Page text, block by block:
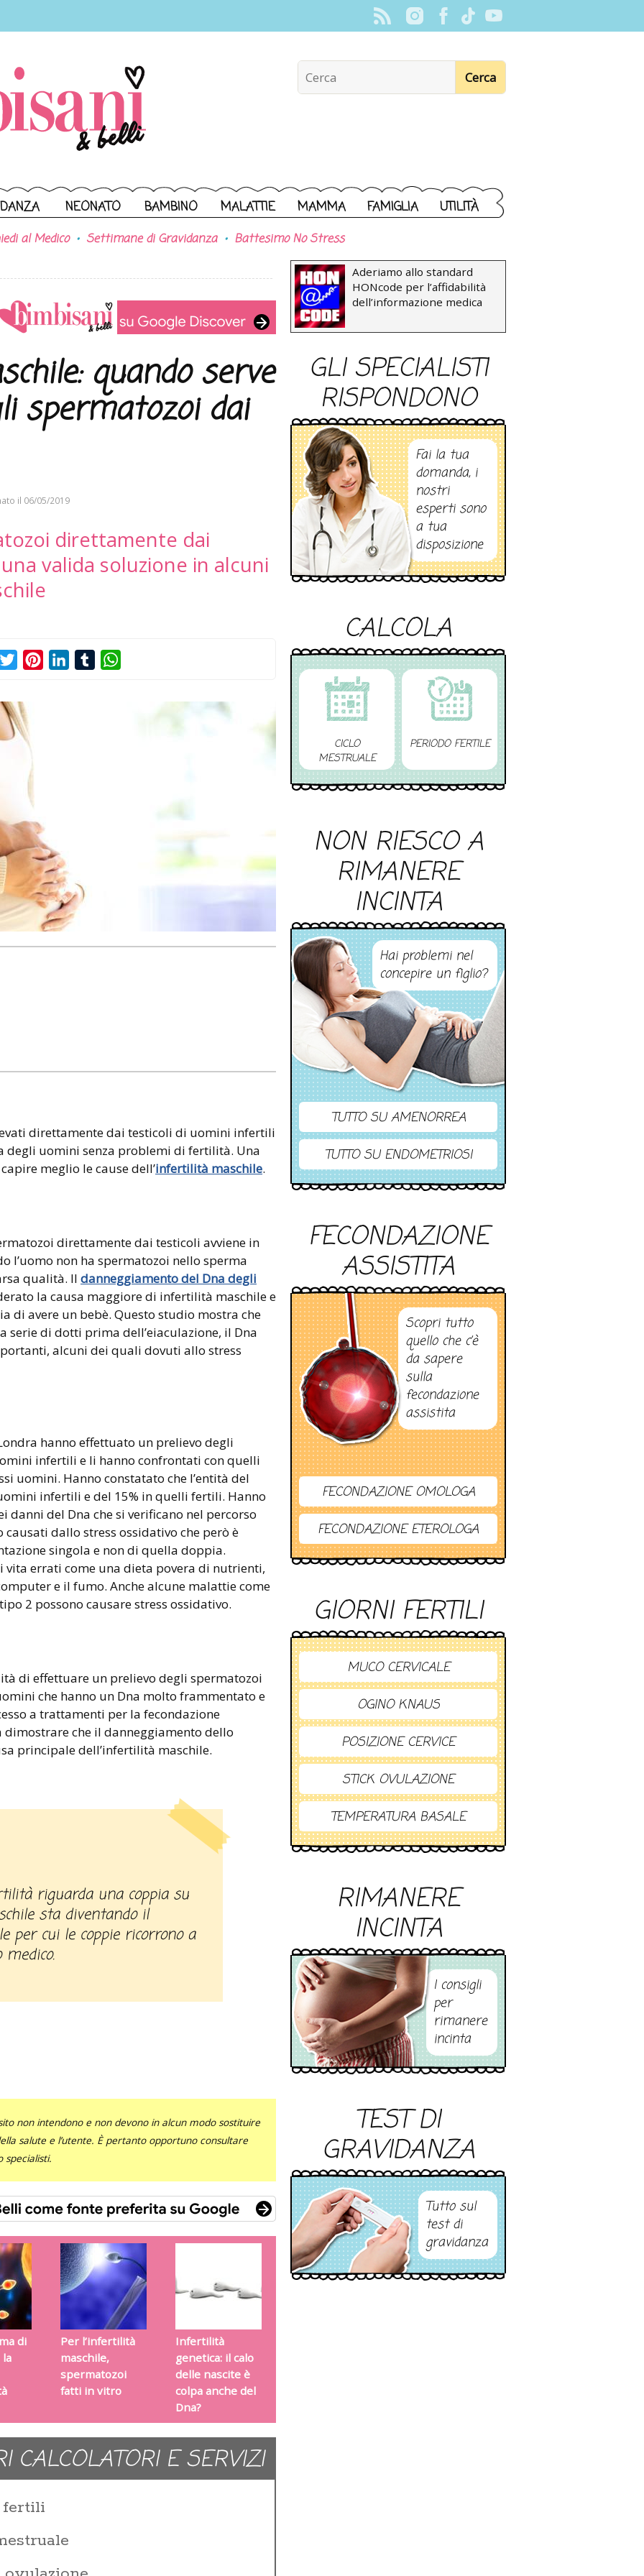
NEONATO BAMBINO MALATTIE MAMMA FAMIGLIA UTILITÀ
al Medico Settimane di Gravidanza Battesimo No Stress
quando serve
spermatozoi dai
il 06/05/2019
direttamente dai
valida soluzione in alcuni
TwitterPinterestLinkedInTumblr
direttamente dai testicoli di uomini infertili
degli uomini senza problemi di fertilità. Una
meglio le cause dell’infertilità maschile.
direttamente dai testicoli avviene in
l’uomo non ha spermatozoi nello sperma
qualità. Il danneggiamento del Dna degli
la causa maggiore di infertilità maschile e
di avere un bebè. Questo studio mostra che
serie di dotti prima dell’eiaculazione, il Dna
alcuni dei quali dovuti allo stress
hanno effettuato un prelievo degli
infertili e li hanno confrontati con quelli
uomini. Hanno constatato che l’entità del
infertili e del 15% in quelli fertili. Hanno
danni del Dna che si verificano nel percorso
dallo stress ossidativo che però è
singola e non di quella doppia.
vita errati come una dieta povera di nutrienti,
e il fumo. Anche alcune malattie come
2 possono causare stress ossidativo.
di effettuare un prelievo degli spermatozoi
che hanno un Dna molto frammentato e
a trattamenti per la fecondazione
dimostrare che il danneggiamento dello
principale dell’infertilità maschile.
sta diventando il
per cui le coppie ricorrono a
non intendono e non devono in alcun modo sostituire
salute e l’utente. È pertanto opportuno consultare
di
la
Per l’infertilità
maschile,
spermatozoi
fatti in vitro
Infertilità
genetica: il calo
delle nascite è
colpa anche del
Dna?
CALCOLATORI E SERVIZI
fertili
Aderiamo allo standard
HONcode per l’affidabilità
dell’informazione medica
GLI SPECIALISTI
RISPONDONO
Fai la tua
domanda, i
nostri
esperti sono
a tua
disposizione
CALCOLA
CICLO
MESTRUALE
PERIODO FERTILE
NON RIESCO A
RIMANERE
INCINTA
Hai problemi nel
concepire un figlio?
TUTTO SU AMENORREA
TUTTO SU ENDOMETRIOSI
FECONDAZIONE
ASSISTITA
Scopri tutto
quello che c’è
da sapere
sulla
fecondazione
assistita
FECONDAZIONE OMOLOGA
FECONDAZIONE ETEROLOGA
GIORNI FERTILI
MUCO CERVICALE
OGINO KNAUS
POSIZIONE CERVICE
STICK OVULAZIONE
TEMPERATURA BASALE
RIMANERE
INCINTA
I consigli
per
rimanere
incinta
TEST DI
GRAVIDANZA
Tutto sul
test di
gravidanza